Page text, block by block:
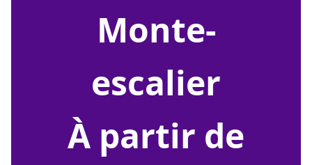
monte-
escalier
À partir de